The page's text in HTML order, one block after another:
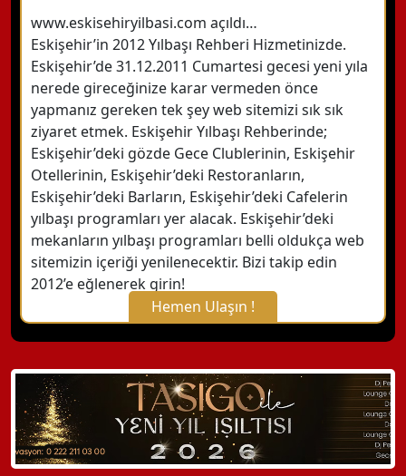
www.eskisehiryilbasi.com açıldı…
Eskişehir’in 2012 Yılbaşı Rehberi Hizmetinizde.
Eskişehir’de 31.12.2011 Cumartesi gecesi yeni yıla
nerede gireceğinize karar vermeden önce
yapmanız gereken tek şey web sitemizi sık sık
ziyaret etmek. Eskişehir Yılbaşı Rehberinde;
Eskişehir’deki gözde Gece Clublerinin, Eskişehir
Otellerinin, Eskişehir’deki Restoranların,
Eskişehir’deki Barların, Eskişehir’deki Cafelerin
yılbaşı programları yer alacak. Eskişehir’deki
mekanların yılbaşı programları belli oldukça web
sitemizin içeriği yenilenecektir. Bizi takip edin
2012’e eğlenerek girin!
Hemen Ulaşın !
X Kapat
WhatsApp ile Bilgi Alın
Hemen Arayın